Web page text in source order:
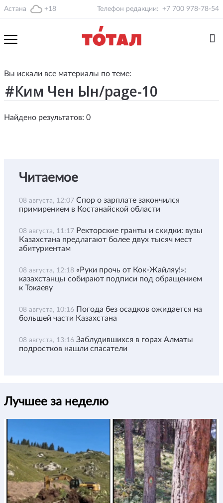
Астана +18 Телефон редакции: +7 700 978-78-54
Вы искали все материалы по теме:
Найдено результатов: 0
Читаемое
08 августа, 12:07 Спор о зарплате закончился
примирением в Костанайской области
08 августа, 11:17 Ректорские гранты и скидки: вузы
Казахстана предлагают более двух тысяч мест
абитуриентам
08 августа, 12:18 «Руки прочь от Кок-Жайляу!»:
казахстанцы собирают подписи под обращением
к Токаеву
08 августа, 10:16 Погода без осадков ожидается на
большей части Казахстана
08 августа, 13:16 Заблудившихся в горах Алматы
подростков нашли спасатели
Лучшее за неделю